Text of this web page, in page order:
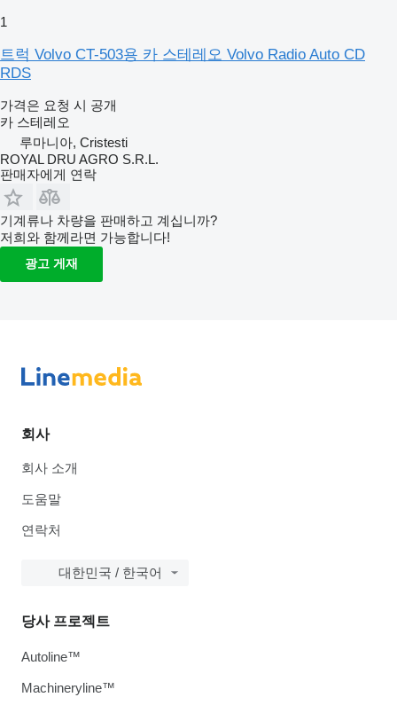
1
트럭 Volvo CT-503용 카 스테레오 Volvo Radio Auto CD
RDS
가격은 요청 시 공개
카 스테레오
루마니아, Cristesti
ROYAL DRU AGRO S.R.L.
판매자에게 연락
기계류나 차량을 판매하고 계십니까?
저희와 함께라면 가능합니다!
광고 게재
회사
회사 소개
도움말
연락처
대한민국 / 한국어
당사 프로젝트
Autoline™
Machineryline™